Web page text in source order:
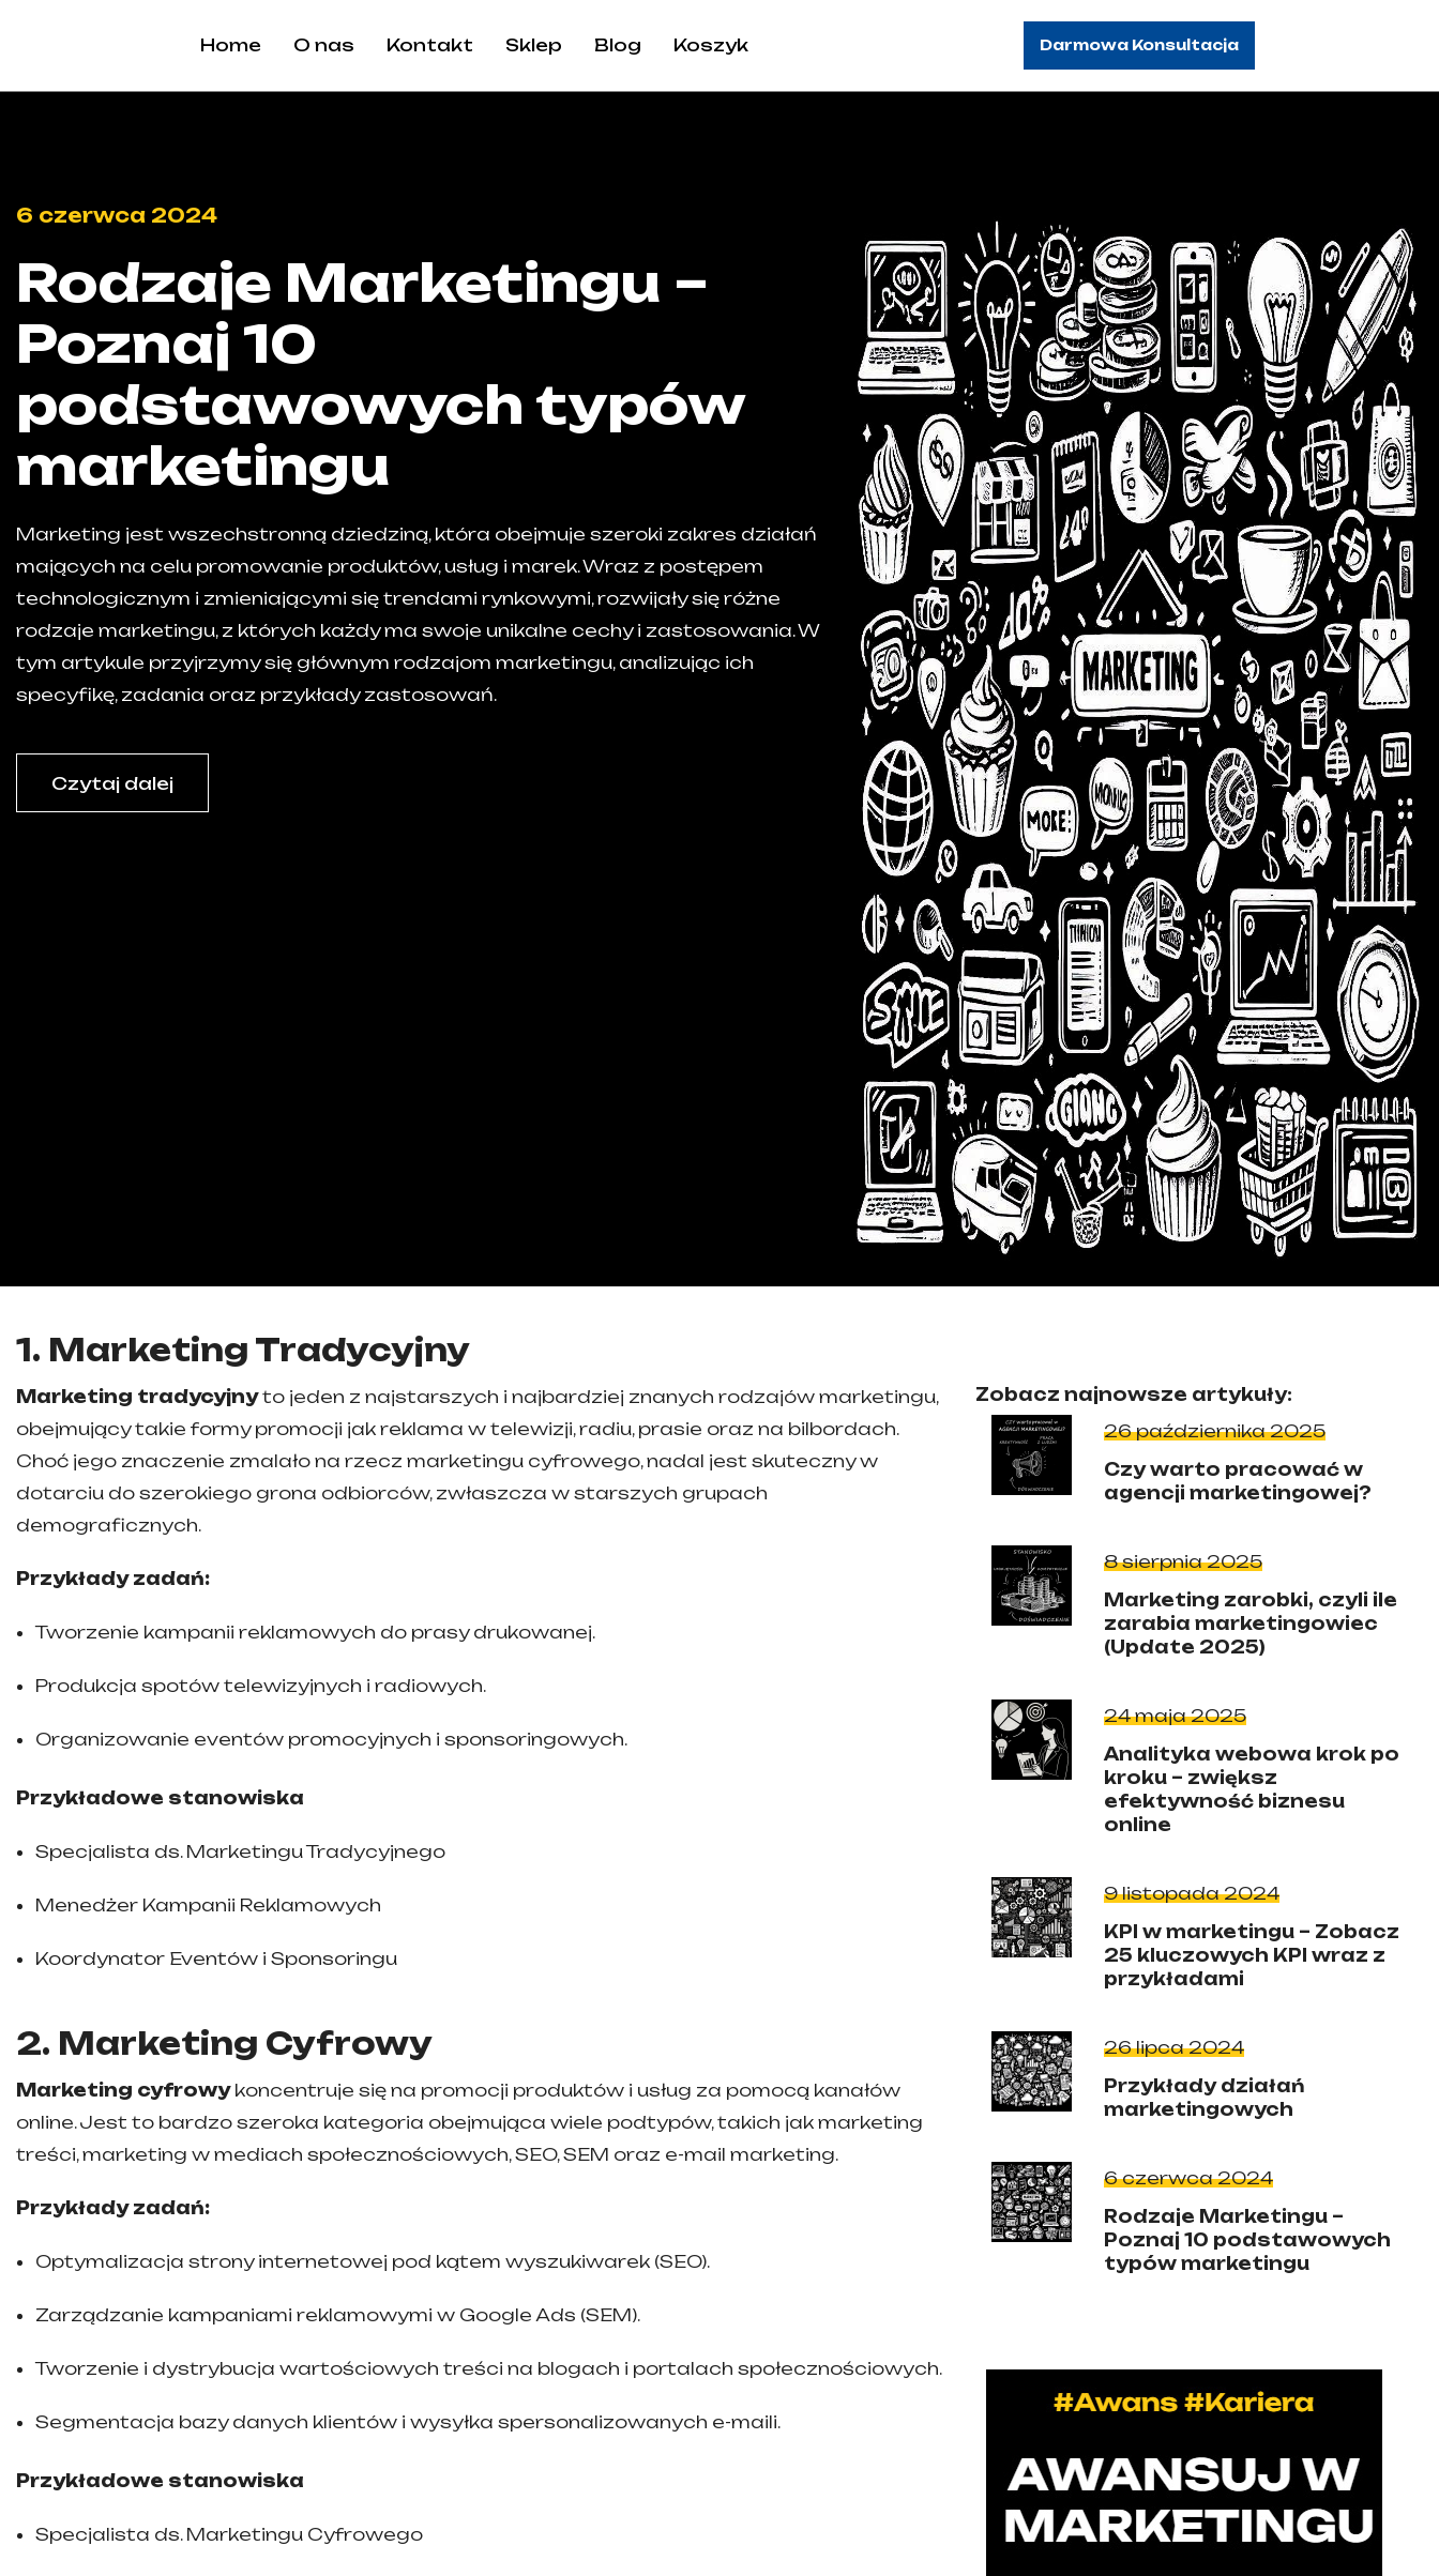
Home O nas Kontakt Sklep Blog Koszyk Darmowa Konsultacja
6 czerwca 2024
Rodzaje Marketingu –
Poznaj 10
podstawowych typów
marketingu
Marketing jest wszechstronną dziedziną, która obejmuje szeroki zakres działań
mających na celu promowanie produktów, usług i marek. Wraz z postępem
technologicznym i zmieniającymi się trendami rynkowymi, rozwijały się różne
rodzaje marketingu, z których każdy ma swoje unikalne cechy i zastosowania. W
tym artykule przyjrzymy się głównym rodzajom marketingu, analizując ich
specyfikę, zadania oraz przykłady zastosowań.
Czytaj dalej
1. Marketing Tradycyjny
Marketing tradycyjnyto jeden z najstarszych i najbardziej znanych rodzajów marketingu,
obejmujący takie formy promocji jak reklama w telewizji, radiu, prasie oraz na bilbordach.
Choć jego znaczenie zmalało na rzecz marketingu cyfrowego, nadal jest skuteczny w
dotarciu do szerokiego grona odbiorców, zwłaszcza w starszych grupach
demograficznych.
Przykłady zadań:
Tworzenie kampanii reklamowych do prasy drukowanej.
Produkcja spotów telewizyjnych i radiowych.
Organizowanie eventów promocyjnych i sponsoringowych.
Przykładowe stanowiska
Specjalista ds. Marketingu Tradycyjnego
Menedżer Kampanii Reklamowych
Koordynator Eventów i Sponsoringu
2. Marketing Cyfrowy
Marketing cyfrowykoncentruje się na promocji produktów i usług za pomocą kanałów
online. Jest to bardzo szeroka kategoria obejmująca wiele podtypów, takich jak marketing
treści, marketing w mediach społecznościowych, SEO, SEM oraz e-mail marketing.
Przykłady zadań:
Optymalizacja strony internetowej pod kątem wyszukiwarek (SEO).
Zarządzanie kampaniami reklamowymi w Google Ads (SEM).
Tworzenie i dystrybucja wartościowych treści na blogach i portalach społecznościowych.
Segmentacja bazy danych klientów i wysyłka spersonalizowanych e-maili.
Przykładowe stanowiska
Specjalista ds. Marketingu Cyfrowego
Zobacz najnowsze artykuły:
26 października 2025
Czy warto pracować w
agencji marketingowej?
8 sierpnia 2025
Marketing zarobki, czyli ile
zarabia marketingowiec
(Update 2025)
24 maja 2025
Analityka webowa krok po
kroku – zwiększ
efektywność biznesu
online
9 listopada 2024
KPI w marketingu – Zobacz
25 kluczowych KPI wraz z
przykładami
26 lipca 2024
Przykłady działań
marketingowych
6 czerwca 2024
Rodzaje Marketingu –
Poznaj 10 podstawowych
typów marketingu